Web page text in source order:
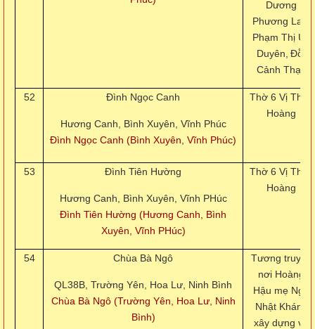
Dương
Phương Lan,
Phạm Thị Uy
Duyên, Đỗ
Cảnh Thạc
52 Đình Ngọc Canh
Hương Canh, Bình Xuyên, Vĩnh Phúc
Đình Ngọc Canh (Bình Xuyên, Vĩnh Phúc)
Thờ 6 Vị Thần
Hoàng
53 Đình Tiên Hường
Hương Canh, Bình Xuyên, Vĩnh PHúc
Đình Tiên Hường (Hương Canh, Bình
Xuyên, Vĩnh PHúc)
Thờ 6 Vị Thần
Hoàng
54 Chùa Bà Ngô
QL38B, Trường Yên, Hoa Lư, Ninh Bình
Chùa Bà Ngô (Trường Yên, Hoa Lư, Ninh
Bình)
Tương truyền
nơi Hoàng
Hậu mẹ Ngô
Nhật Khánh
xây dựng và